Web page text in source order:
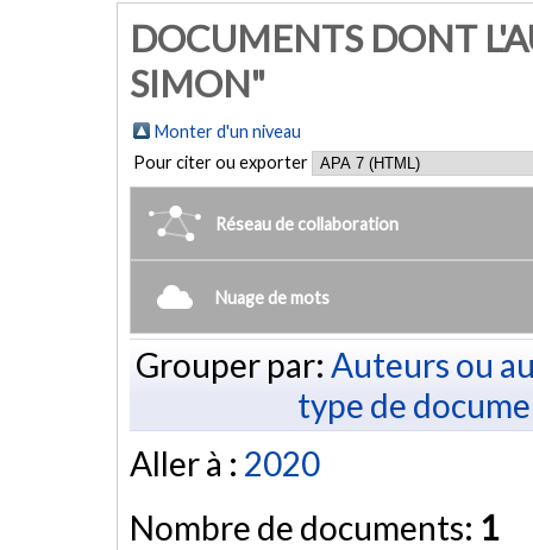
DOCUMENTS DONT
SIMON"
Monter d'un niveau
Pour citer ou exporter
Réseau de collaboration
Nuage de mots
Grouper par: Auteurs ou
type de
Aller à : 2020
Nombre de documents: 1